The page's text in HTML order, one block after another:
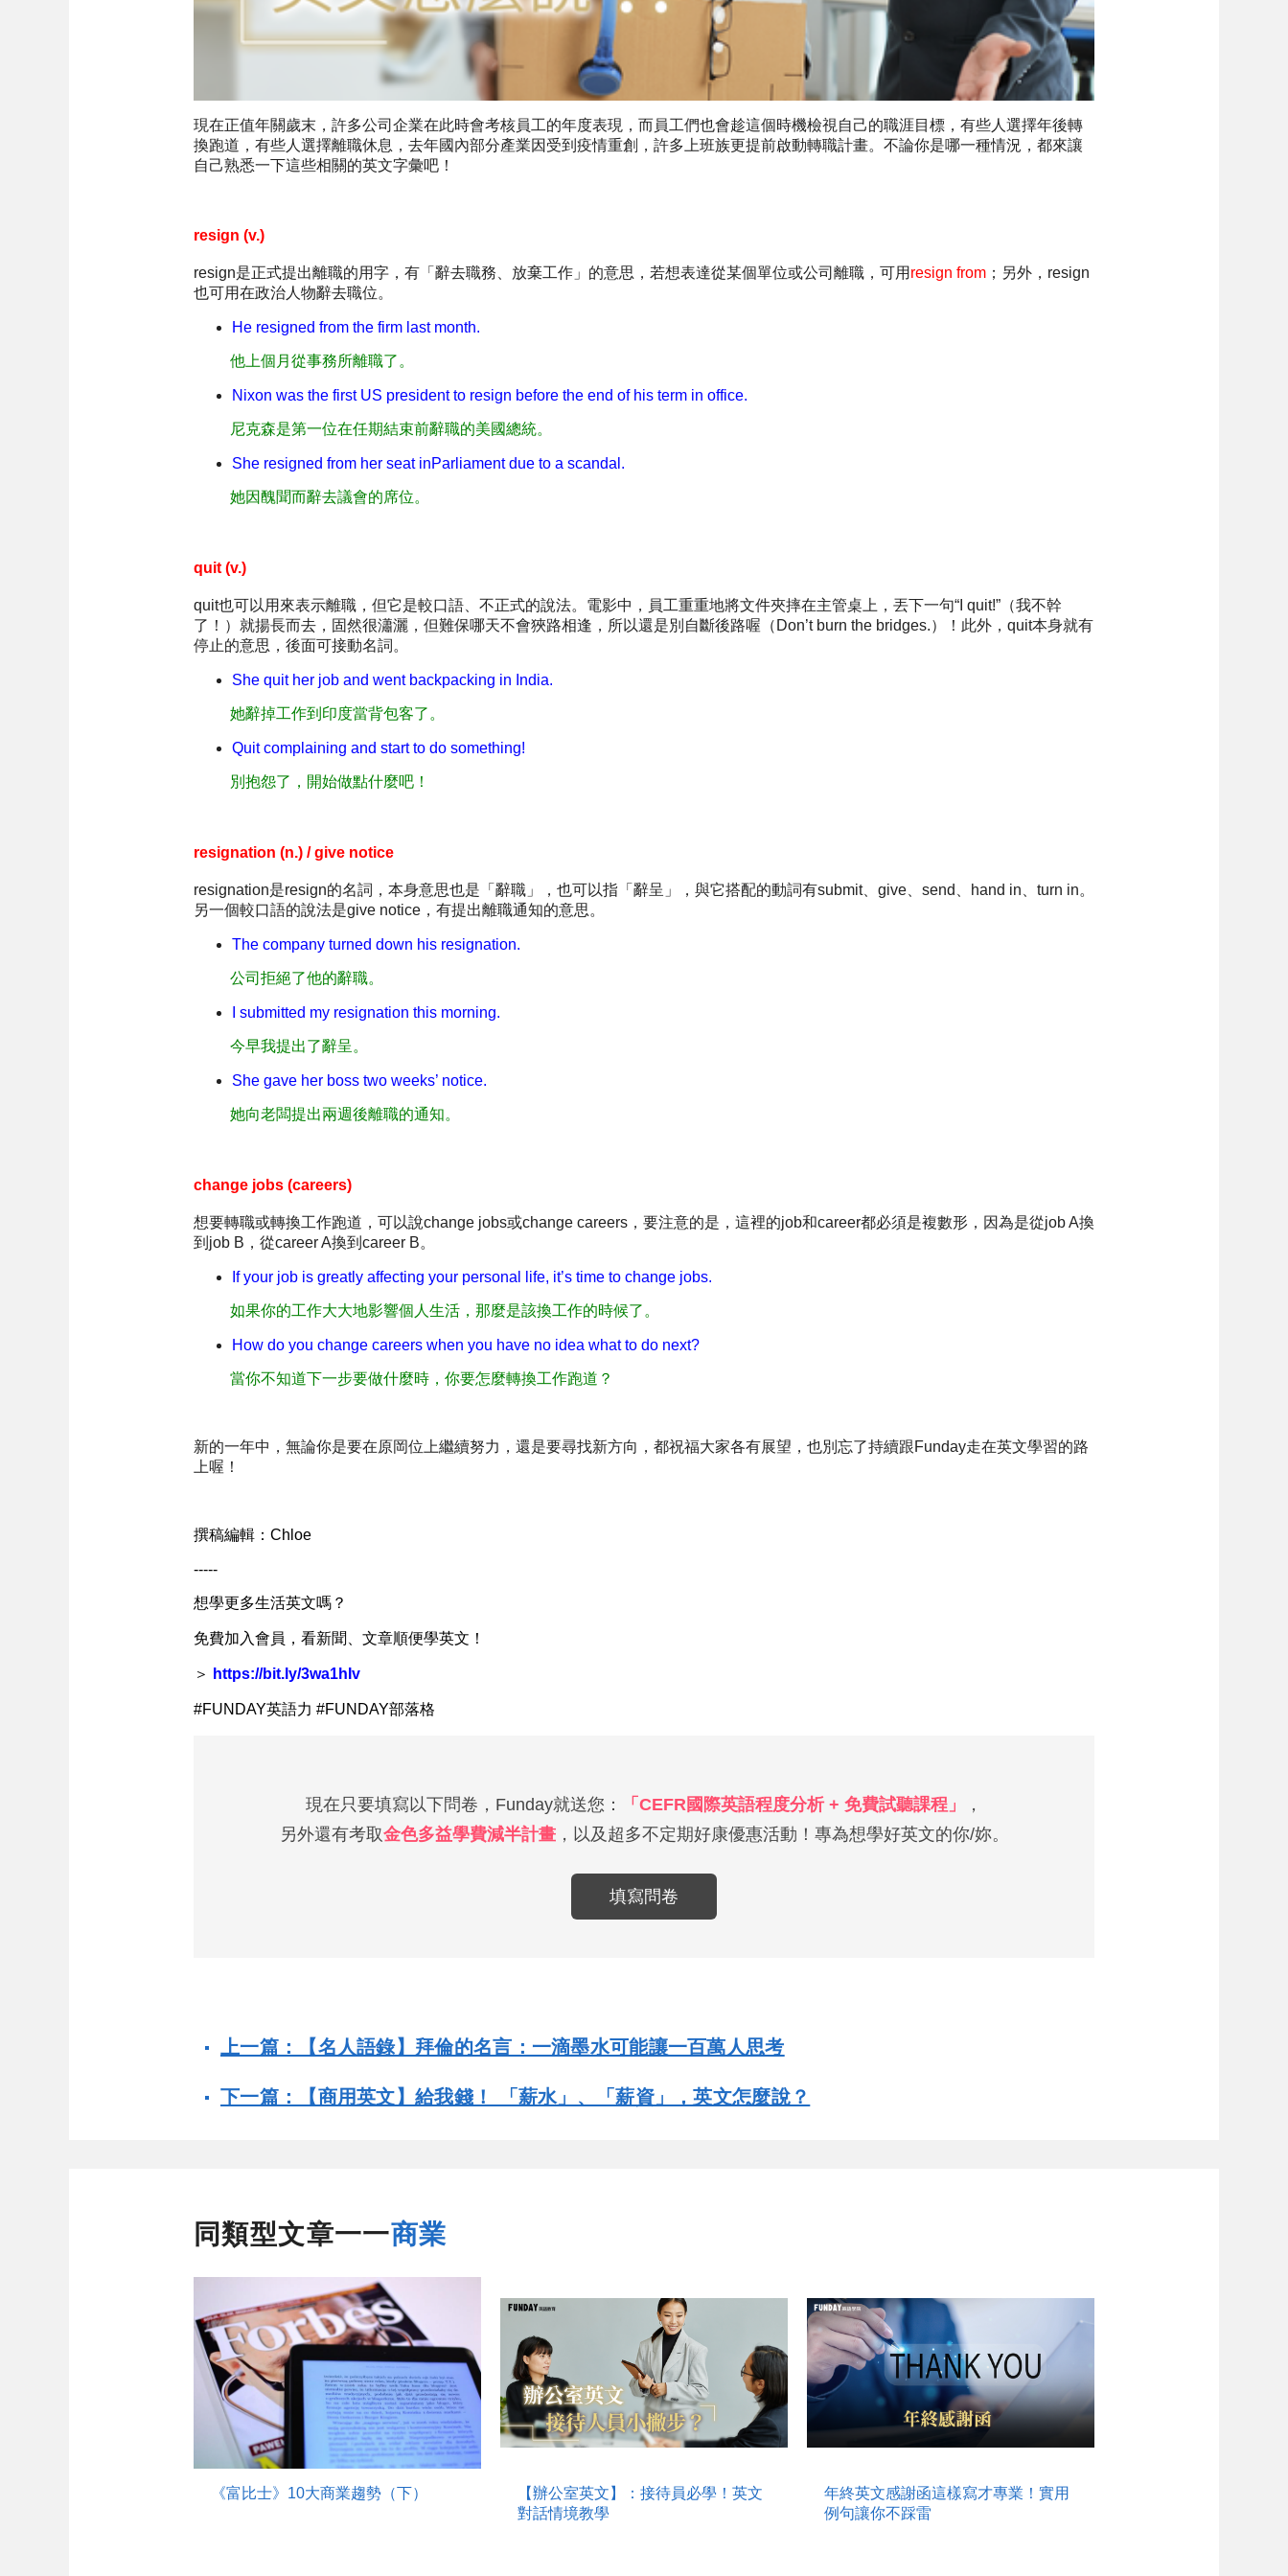
現在正值年關歲末，許多公司企業在此時會考核員工的年度表現，而員工們也會趁這個時機檢視自己的職涯目標，有些人選擇年後轉
換跑道，有些人選擇離職休息，去年國內部分產業因受到疫情重創，許多上班族更提前啟動轉職計畫。不論你是哪一種情況，都來讓
自己熟悉一下這些相關的英文字彙吧！
resign (v.)
resign是正式提出離職的用字，有「辭去職務、放棄工作」的意思，若想表達從某個單位或公司離職，可用 resign from ；另外，resign
也可用在政治人物辭去職位。
He resigned from the firm last month.
他上個月從事務所離職了。
Nixon was the first US president to resign before the end of his term in office.
尼克森是第一位在任期結束前辭職的美國總統。
She resigned from her seat inParliament due to a scandal.
她因醜聞而辭去議會的席位。
quit (v.)
quit也可以用來表示離職，但它是較口語、不正式的說法。電影中，員工重重地將文件夾摔在主管桌上，丟下一句“I quit!”（我不幹
了！）就揚長而去，固然很瀟灑，但難保哪天不會狹路相逢，所以還是別自斷後路喔（Don’t burn the bridges.）！此外，quit本身就有
停止的意思，後面可接動名詞。
She quit her job and went backpacking in India.
她辭掉工作到印度當背包客了。
Quit complaining and start to do something!
別抱怨了，開始做點什麼吧！
resignation (n.) / give notice
resignation是resign的名詞，本身意思也是「辭職」，也可以指「辭呈」，與它搭配的動詞有submit、give、send、hand in、turn in。
另一個較口語的說法是give notice，有提出離職通知的意思。
The company turned down his resignation.
公司拒絕了他的辭職。
I submitted my resignation this morning.
今早我提出了辭呈。
She gave her boss two weeks’ notice.
她向老闆提出兩週後離職的通知。
change jobs (careers)
想要轉職或轉換工作跑道，可以說change jobs或change careers，要注意的是，這裡的job和career都必須是複數形，因為是從job A換
到job B，從career A換到career B。
If your job is greatly affecting your personal life, it’s time to change jobs.
如果你的工作大大地影響個人生活，那麼是該換工作的時候了。
How do you change careers when you have no idea what to do next?
當你不知道下一步要做什麼時，你要怎麼轉換工作跑道？
新的一年中，無論你是要在原岡位上繼續努力，還是要尋找新方向，都祝福大家各有展望，也別忘了持續跟Funday走在英文學習的路
上喔！
撰稿編輯：Chloe
-----
想學更多生活英文嗎？
免費加入會員，看新聞、文章順便學英文！
＞ https://bit.ly/3wa1hIv
#FUNDAY英語力 #FUNDAY部落格
現在只要填寫以下問卷，Funday就送您： 「CEFR國際英語程度分析 + 免費試聽課程」
，
另外還有考取金色多益學費減半計畫，以及超多不定期好康優惠活動！專為想學好英文的你/妳。
填寫問卷
上一篇：【名人語錄】拜倫的名言：一滴墨水可能讓一百萬人思考
下一篇：【商用英文】給我錢！ 「薪水」、「薪資」，英文怎麼說？
同類型文章一一商業
《富比士》10大商業趨勢（下）
【辦公室英文】：接待員必學！英文
對話情境教學
年終英文感謝函這樣寫才專業！實用
例句讓你不踩雷